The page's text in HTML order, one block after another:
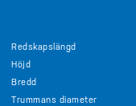
Redskapslängd
Höjd
Bredd
Trummans diameter